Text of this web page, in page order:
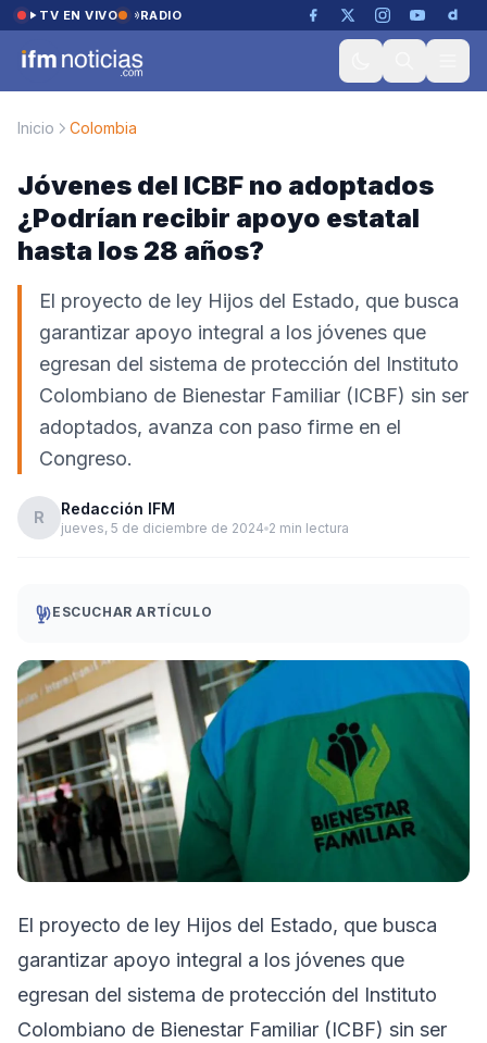
Saltar al contenido
TV EN VIVO RADIO
Inicio Colombia
Jóvenes del ICBF no adoptados
¿Podrían recibir apoyo estatal
hasta los 28 años?
El proyecto de ley Hijos del Estado, que busca
garantizar apoyo integral a los jóvenes que
egresan del sistema de protección del Instituto
Colombiano de Bienestar Familiar (ICBF) sin ser
adoptados, avanza con paso firme en el
Congreso.
R Redacción IFM
jueves, 5 de diciembre de 2024 2 min lectura
ESCUCHAR ARTÍCULO
El proyecto de ley Hijos del Estado, que busca
garantizar apoyo integral a los jóvenes que
egresan del sistema de protección del Instituto
Colombiano de Bienestar Familiar (ICBF) sin ser